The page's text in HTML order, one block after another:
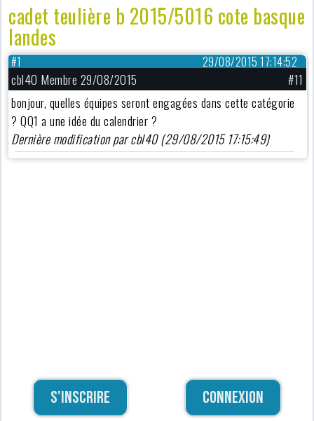
cadet teulière b 2015/5016 cote basque
landes
29/08/2015 17:14:52
#1
cbl40 Membre 29/08/2015
#11
bonjour, quelles équipes seront engagées dans cette catégorie
? QQ1 a une idée du calendrier ?
Dernière modification par cbl40 (29/08/2015 17:15:49)
S'inscrire Connexion